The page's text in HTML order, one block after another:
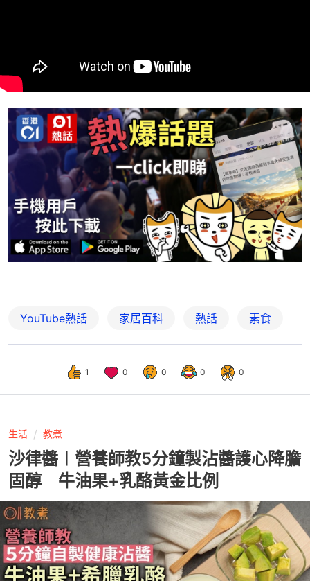
YouTube熱話 家居百科 熱話 素食
1 0 0 0 0
生活 教煮
沙律醬︱營養師教5分鐘製沾醬護心降膽
固醇 牛油果+乳酪黃金比例